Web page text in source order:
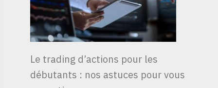
Le trading d’actions pour les
débutants : nos astuces pour vous